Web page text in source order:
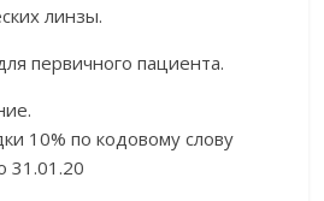
линзы.
первичного пациента.
10% по кодовому слову